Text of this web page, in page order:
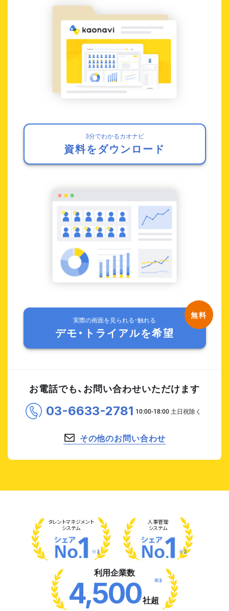
3分でわかるカオナビ
資料をダウンロード
実際の画面を見られる・触れる
デモ・トライアルを希望
お電話でも、お問い合わせいただけます
03-6633-2781
その他のお問い合わせ
タレントマネジメント
システム
※1
人事管理
システム
※2
利用企業数
4,500社超
※3